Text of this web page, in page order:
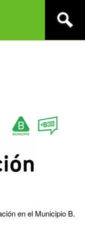
en el Municipio B.